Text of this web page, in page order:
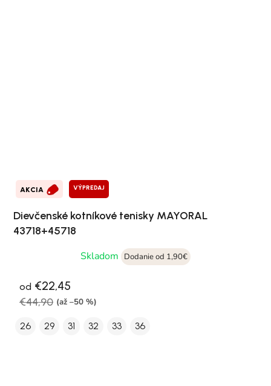
AKCIA VÝPREDAJ
Dievčenské kotníkové tenisky MAYORAL
43718+45718
Skladom
Dodanie od 1,90€
od €22,45
€44,90 (až –50 %)
26 29 31 32 33 36